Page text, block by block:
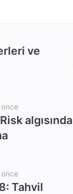
ve
algısında
Tahvil